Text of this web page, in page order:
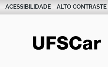
ACESSIBILIDADE ALTO CONTRASTE